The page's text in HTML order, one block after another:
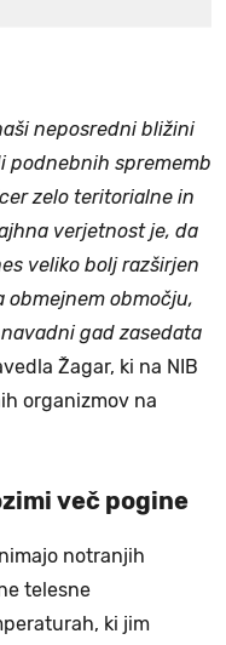
neposredni bližini
podnebnih sprememb
zelo teritorialne in
verjetnost je, da
veliko bolj razširjen
obmejnem območju,
gad zasedata
Žagar, ki na NIB
organizmov na
več pogine
notranjih
telesne
ki jim